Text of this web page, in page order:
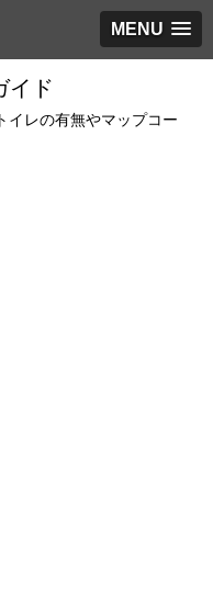
MENU
イド
イレの有無やマップコー